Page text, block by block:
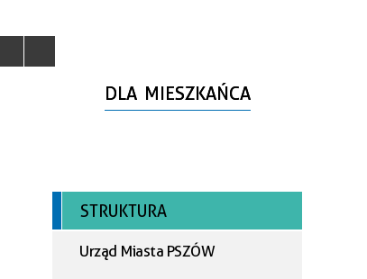
DLA MIESZKAŃCA
STRUKTURA
Urząd Miasta PSZÓW